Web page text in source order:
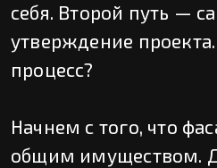
себя. Второй путь —
утверждение
процесс?
Начнем с того, что
общим имуществом.